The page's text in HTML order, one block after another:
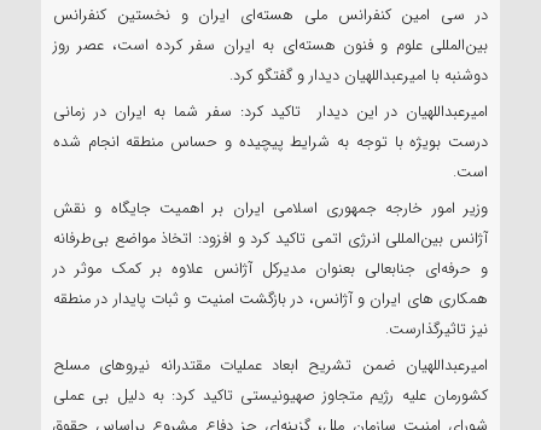
در سی امین کنفرانس ملی هسته‌ای ایران و نخستین کنفرانس
بین‌المللی علوم و فنون هسته‌ای به ایران سفر کرده است، عصر روز
دوشنبه با امیرعبداللهیان دیدار و گفتگو کرد.
امیرعبداللهیان در این دیدار تاکید کرد: سفر شما به ایران در زمانی
درست بویژه با توجه به شرایط پیچیده و حساس منطقه انجام شده
است.
وزیر امور خارجه جمهوری اسلامی ایران بر اهمیت جایگاه و نقش
آژانس بین‌المللی انرژی اتمی تاکید کرد و افزود: اتخاذ مواضع بی‌طرفانه
و حرفه‌ای جنابعالی بعنوان مدیرکل آژانس علاوه بر کمک موثر در
همکاری های ایران و آژانس، در بازگشت امنیت و ثبات پایدار در منطقه
نیز تاثیرگذارست.
امیرعبداللهیان ضمن تشریح ابعاد عملیات مقتدرانه نیروهای مسلح
کشورمان علیه رژیم متجاوز صهیونیستی تاکید کرد: به دلیل بی عملی